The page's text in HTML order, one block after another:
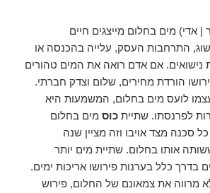
אדי) מים בחלום מייצגים חיים
התרחבות העסק, עלייה בהכנסה או
נישואים. אם אדם רואה את המים טהורים
הורדת מחירים, שלום וצדק חברתי.
לועס מים בחלום, המשמעות היא
לפרנסתו. שתייתכוס מים בחלום
סכנה מצד אויבו וזה מציין שנה
אותו בחלום. שתיית מים יותר
כלל בערנות פירושו אריכות ימים.
מרווה את צמאונם של החלום, פירוש